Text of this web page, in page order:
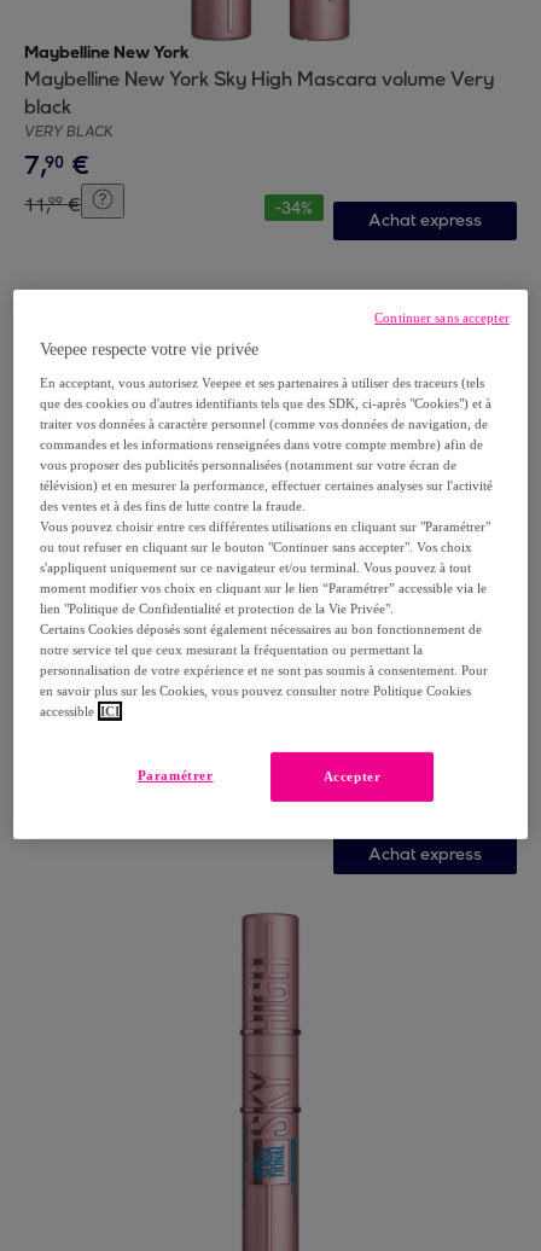
Maybelline New York
Maybelline New York Sky High Mascara volume Very
black
VERY BLACK
7,90 €
11,99 € -34%
Achat express
Nuxe
Rêve de miel® - Gel nettoyant et démaquillant visage
200 ml Flacon pompe
Achat express
Veepee respecte votre vie privée
En acceptant, vous autorisez Veepee et ses partenaires à utiliser des traceurs (tels
que des cookies ou d'autres identifiants tels que des SDK, ci-après "Cookies") et à
traiter vos données à caractère personnel (comme vos données de navigation, de
commandes et les informations renseignées dans votre compte membre) afin de
vous proposer des publicités personnalisées (notamment sur votre écran de
télévision) et en mesurer la performance, effectuer certaines analyses sur l'activité
des ventes et à des fins de lutte contre la fraude.
Vous pouvez choisir entre ces différentes utilisations en cliquant sur "Paramétrer"
ou tout refuser en cliquant sur le bouton "Continuer sans accepter". Vos choix
s'appliquent uniquement sur ce navigateur et/ou terminal. Vous pouvez à tout
moment modifier vos choix en cliquant sur le lien “Paramétrer” accessible via le
lien "Politique de Confidentialité et protection de la Vie Privée".
Certains Cookies déposés sont également nécessaires au bon fonctionnement de
notre service tel que ceux mesurant la fréquentation ou permettant la
personnalisation de votre expérience et ne sont pas soumis à consentement. Pour
en savoir plus sur les Cookies, vous pouvez consulter notre Politique Cookies
accessible ICI
Accepter
Paramétrer
Continuer sans accepter